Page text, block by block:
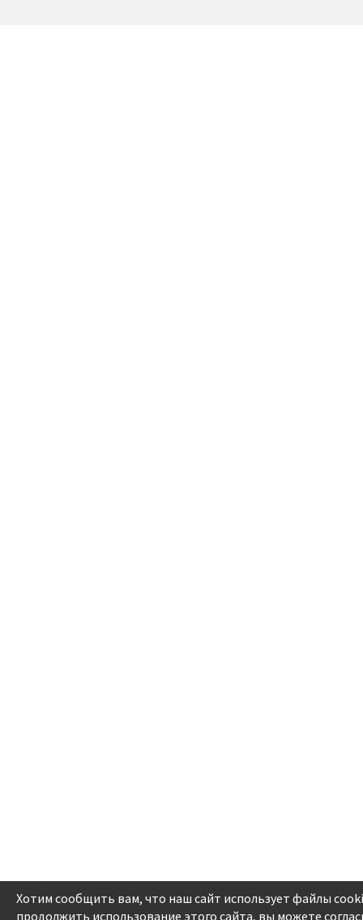
Хотим сообщить вам, что наш сайт использует файлы
продолжить использование этого сайта, вы можете